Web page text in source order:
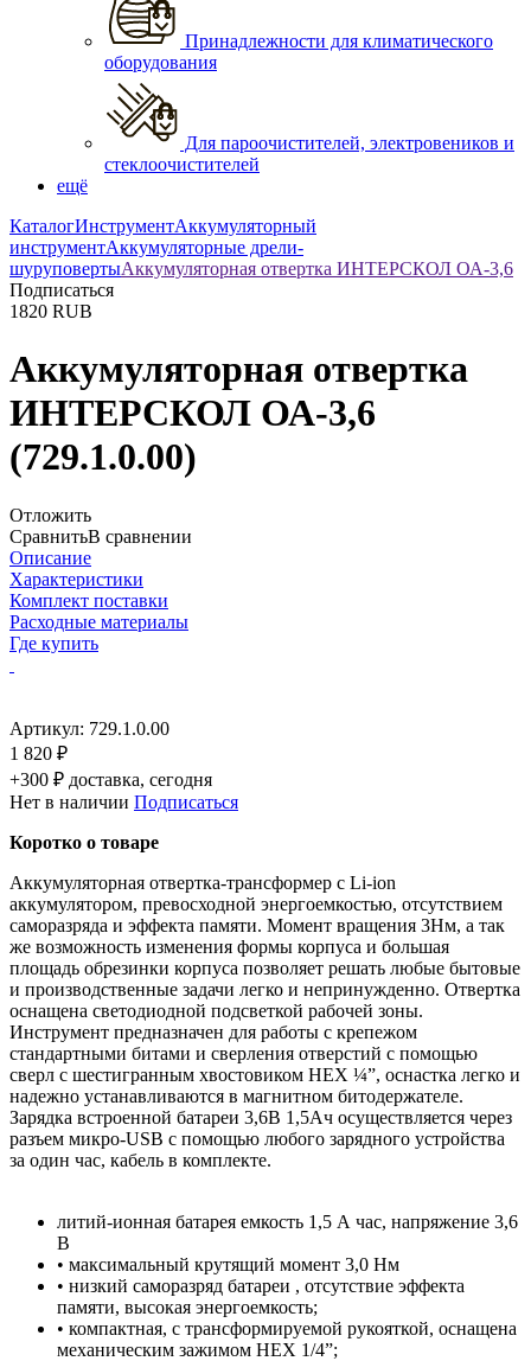
Принадлежности для климатического
оборудования
Для пароочистителей, электровеников и
стеклоочистителей
ещё
КаталогИнструментАккумуляторный
инструментАккумуляторные дрели-
шуруповертыАккумуляторная отвертка ИНТЕРСКОЛ ОА-3,6
Подписаться
1820 RUB
Аккумуляторная отвертка
ИНТЕРСКОЛ ОА-3,6
(729.1.0.00)
Отложить
СравнитьВ сравнении
Описание
Характеристики
Комплект поставки
Расходные материалы
Где купить
Артикул: 729.1.0.00
1 820 ₽
+300 ₽ доставка, сегодня
Нет в наличии Подписаться
Коротко о товаре
Аккумуляторная отвертка-трансформер с Li-ion
аккумулятором, превосходной энергоемкостью, отсутствием
саморазряда и эффекта памяти. Момент вращения 3Нм, а так
же возможность изменения формы корпуса и большая
площадь обрезинки корпуса позволяет решать любые бытовые
и производственные задачи легко и непринужденно. Отвертка
оснащена светодиодной подсветкой рабочей зоны.
Инструмент предназначен для работы с крепежом
стандартными битами и сверления отверстий с помощью
сверл с шестигранным хвостовиком HEX ¼”, оснастка легко и
надежно устанавливаются в магнитном битодержателе.
Зарядка встроенной батареи 3,6В 1,5Ач осуществляется через
разъем микро-USB с помощью любого зарядного устройства
за один час, кабель в комплекте.
литий-ионная батарея емкость 1,5 А час, напряжение 3,6
В
• максимальный крутящий момент 3,0 Нм
• низкий саморазряд батареи , отсутствие эффекта
памяти, высокая энергоемкость;
• компактная, с трансформируемой рукояткой, оснащена
механическим зажимом HEX 1/4”;